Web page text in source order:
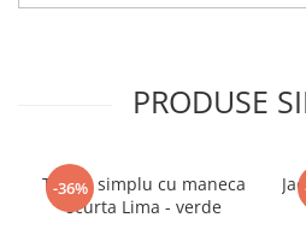
PRODUSE
-36%
Tricou simplu cu maneca
scurta Lima - verde